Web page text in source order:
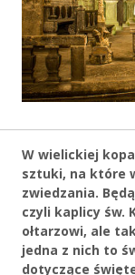
W wielickiej
sztuki, na które
zwiedzania.
czyli kaplicy św.
ołtarzowi, ale
jedna z nich to
dotyczące